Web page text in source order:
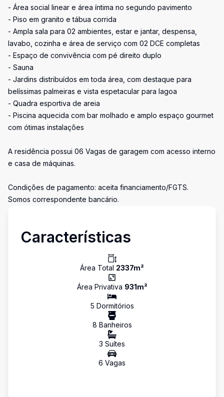
- Área social linear e área íntima no segundo pavimento
- Piso em granito e tábua corrida
- Ampla sala para 02 ambientes, estar e jantar, despensa,
lavabo, cozinha e área de serviço com 02 DCE completas
- Espaço de convivência com pé direito duplo
- Sauna
- Jardins distribuídos em toda área, com destaque para
belíssimas palmeiras e vista espetacular para lagoa
- Quadra esportiva de areia
- Piscina aquecida com bar molhado e amplo espaço gourmet
com ótimas instalações
A residência possui 06 Vagas de garagem com acesso interno
e casa de máquinas.
Condições de pagamento: aceita financiamento/FGTS.
Somos correspondente bancário.
Características
Área Total 2337m²
Área Privativa 931m²
5 Dormitórios
8 Banheiros
3 Suítes
6 Vagas